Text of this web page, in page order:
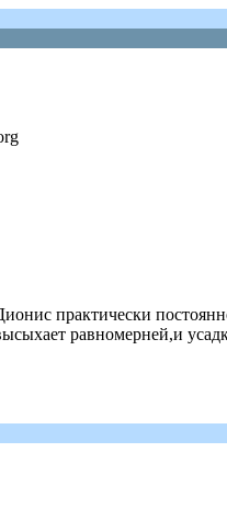
практически
равномерней,и